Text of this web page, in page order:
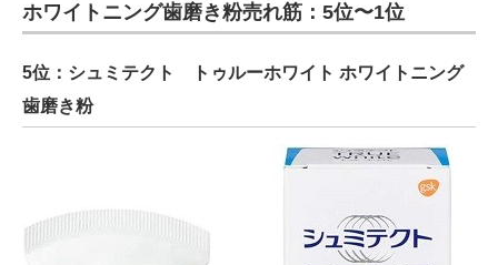
ホワイトニング歯磨き粉売れ筋：5位〜1位
5位：シュミテクト トゥルーホワイト ホワイトニング
歯磨き粉